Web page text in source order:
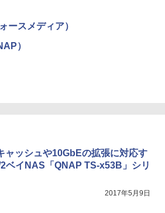
ースメディア）
）
ャッシュや10GbEの拡張に対応す
ベイNAS「QNAP TS-x53B」シリ
2017年5月9日